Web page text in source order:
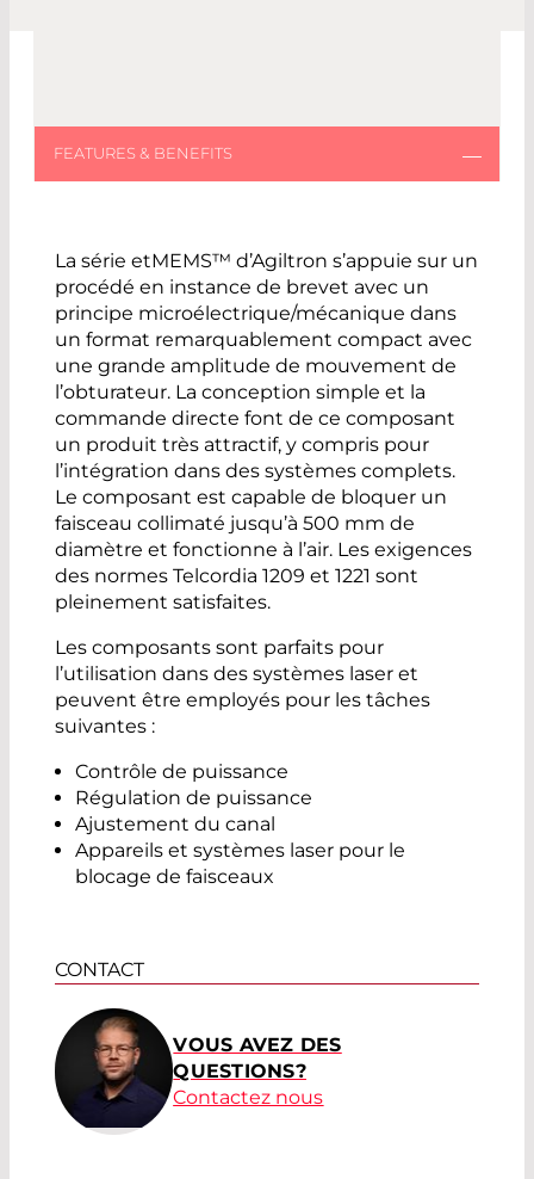
La série etMEMS™ d’Agiltron s’appuie sur un
procédé en instance de brevet avec un
principe microélectrique/mécanique dans
un format remarquablement compact avec
une grande amplitude de mouvement de
l’obturateur. La conception simple et la
commande directe font de ce composant
un produit très attractif, y compris pour
l’intégration dans des systèmes complets.
Le composant est capable de bloquer un
faisceau collimaté jusqu’à 500 mm de
diamètre et fonctionne à l’air. Les exigences
des normes Telcordia 1209 et 1221 sont
pleinement satisfaites.
Les composants sont parfaits pour
l’utilisation dans des systèmes laser et
peuvent être employés pour les tâches
suivantes :
Contrôle de puissance
Régulation de puissance
Ajustement du canal
Appareils et systèmes laser pour le
blocage de faisceaux
CONTACT
VOUS AVEZ DES
QUESTIONS?
Contactez nous